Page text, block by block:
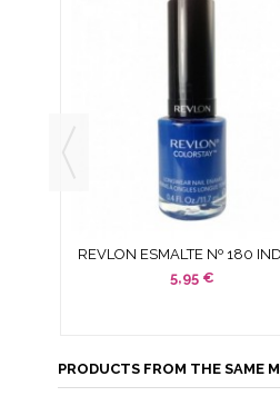
REVLON ESMALTE Nº 180
NIGHT LONGWEAR 11,7 ML
5,95 €
PRODUCTS FROM THE SAME